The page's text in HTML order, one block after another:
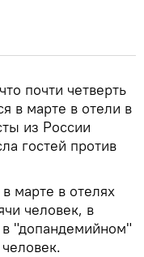
почти четверть
в марте в отели в
из России
гостей против
марте в отелях
человек, в
"допандемийном"